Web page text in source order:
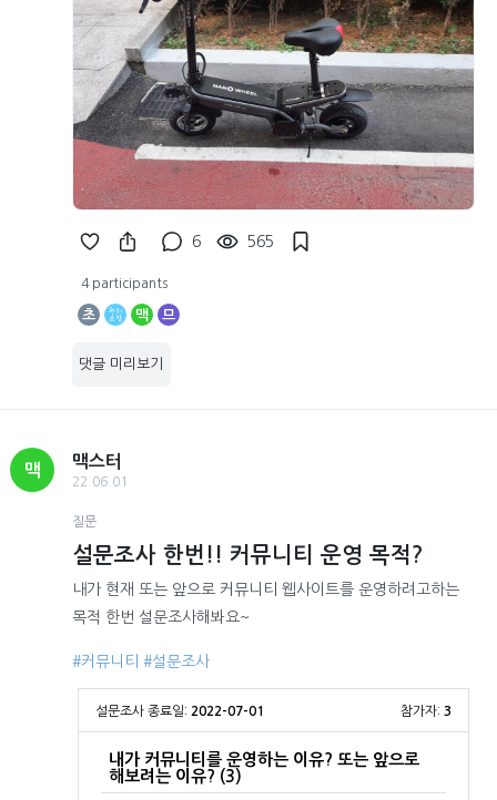
6 565
4 participants
초 맥 므
댓글 미리보기
맥
맥스터
22.06.01
질문
설문조사 한번!! 커뮤니티 운영 목적?
내가 현재 또는 앞으로 커뮤니티 웹사이트를 운영하려고하는
목적 한번 설문조사해봐요~
#커뮤니티 #설문조사
설문조사 종료일: 2022-07-01 참가자: 3
내가 커뮤니티를 운영하는 이유? 또는 앞으로
해보려는 이유? (3)